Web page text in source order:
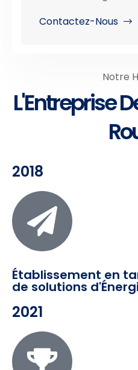
Contactez-Nous
Notre
L'Entreprise
2018
Établissement en
de solutions
2021